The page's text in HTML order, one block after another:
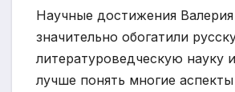
Научные достижения
значительно обогатили
литературоведческую науку
лучше понять многие